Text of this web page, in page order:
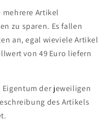
Artikel
zu sparen. Es fallen
an, egal wieviele Artikel
von 49 Euro liefern
der jeweiligen
des Artikels